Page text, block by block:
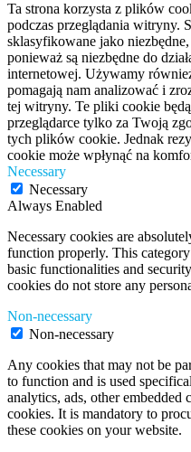
Ta strona korzysta z plików
podczas przeglądania witryny.
sklasyfikowane jako
ponieważ są niezbędne do
internetowej. Używamy
pomagają nam analizować i
tej witryny. Te pliki cookie
przeglądarce tylko za Twoją
tych plików cookie. Jednak
cookie może wpłynąć na
Necessary
Necessary
Always Enabled
Necessary cookies are
function properly. This
basic functionalities and
cookies do not store any
Non-necessary
Non-necessary
Any cookies that may not be
to function and is used
analytics, ads, other embedded
cookies. It is mandatory to
these cookies on your website.